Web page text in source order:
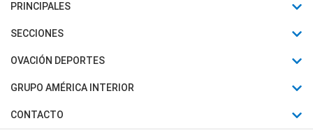
PRINCIPALES
Últimas Noticias
Política
Judiciales
SECCIONES
Horóscopo
Motores
Trucos caseros
OVACIÓN DEPORTES
Fútbol
Mundial
GRUPO AMÉRICA INTERIOR
Canal 7 en Vivo
CONTACTO